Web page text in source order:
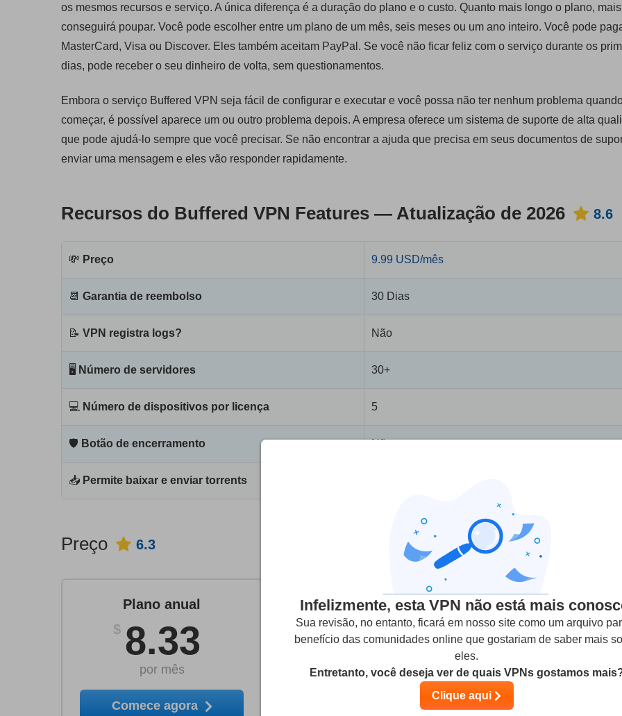
os mesmos recursos e serviço. A única diferença é a duração do plano e o custo. Quanto mais longo o plano,
conseguirá poupar. Você pode escolher entre um plano de um mês, seis meses ou um ano inteiro. Você pode
MasterCard, Visa ou Discover. Eles também aceitam PayPal. Se você não ficar feliz com o serviço durante os
dias, pode receber o seu dinheiro de volta, sem questionamentos.
Embora o serviço Buffered VPN seja fácil de configurar e executar e você possa não ter nenhum problema
começar, é possível aparece um ou outro problema depois. A empresa oferece um sistema de suporte de alta
que pode ajudá-lo sempre que você precisar. Se não encontrar a ajuda que precisa em seus documentos de
enviar uma mensagem e eles vão responder rapidamente.
Recursos do Buffered VPN Features — Atualização de 2026 8.6
💸 Preço 9.99 USD/mês
📆 Garantia de reembolso 30 Dias
📝 VPN registra logs? Não
🖥 Número de servidores 30+
💻 Número de dispositivos por licença 5
🛡 Botão de encerramento Não
📥 Permite baixar e enviar torrents
Preço 6.3
Plano ilimitado
$ 9.99
por mês
Plano anual
$ 8.33
por mês
Comece agora
Infelizmente, esta VPN não está mais
Sua revisão, no entanto, ficará em nosso site como um arquivo
benefício das comunidades online que gostariam de saber mais
eles.
Entretanto, você deseja ver de quais VPNs gostamos
Clique aqui